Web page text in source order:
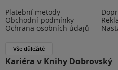
Platební metody
Obchodní podmínky
Ochrana osobních údajů
Vše důležité
Kariéra v Knihy Dobrovský